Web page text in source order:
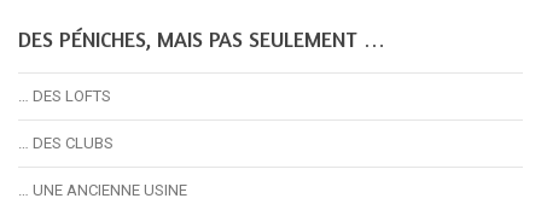
DES PÉNICHES, MAIS PAS SEULEMENT …
… DES LOFTS
… DES CLUBS
… UNE ANCIENNE USINE